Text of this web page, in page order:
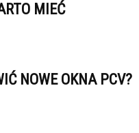
MIEĆ
NOWE OKNA PCV?